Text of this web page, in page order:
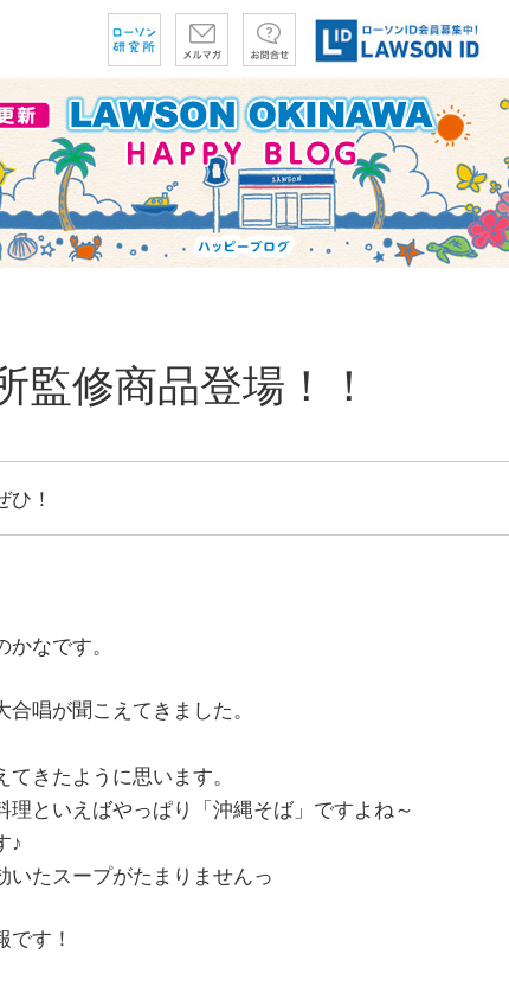
監修商品登場！！
！
なです。
唱が聞こえてきました。
きたように思います。
理といえばやっぱり「沖縄そば」ですよね～
♪
いたスープがたまりませんっ
す！